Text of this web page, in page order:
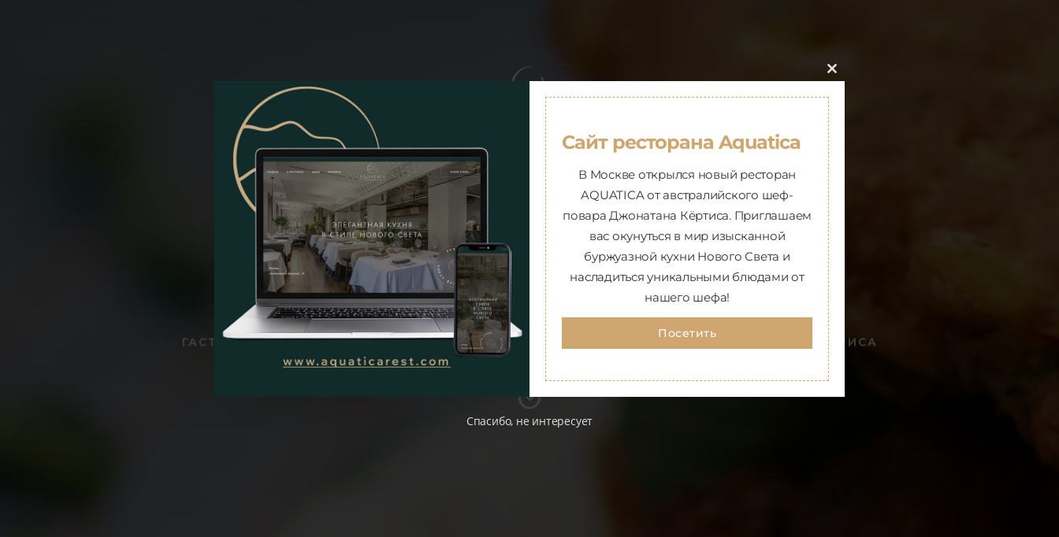
CURTIS
CONCEPTS
ГАСТРОНОМИЧЕСКИЕ КОНЦЕПЦИИ ОТ АВСТРАЛИЙСКОГО КЁРТИСА
Сайт ресторана Aquatica
В Москве открылся новый ресторан
AQUATICA от австралийского шеф-
повара Джонатана Кёртиса. Приглашаем
вас окунуться в мир изысканной
буржуазной кухни Нового Света и
насладиться уникальными блюдами от
нашего шефа!
Посетить
Спасибо, не интересует